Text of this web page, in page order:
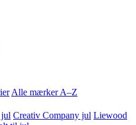
Alle mærker A–Z
jul Creativ Company jul Liewood